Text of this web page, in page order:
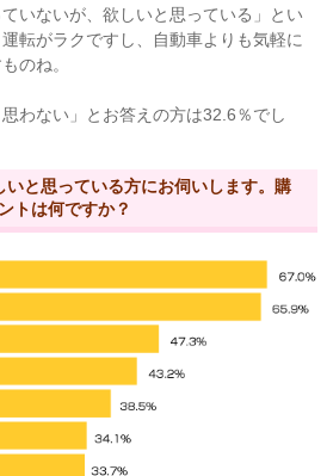
いないが、欲しいと思っている」とい
転がラクですし、自動車よりも気軽に
のね。
わない」とお答えの方は32.6％でし
いと思っている方にお伺いします。購
トは何ですか？